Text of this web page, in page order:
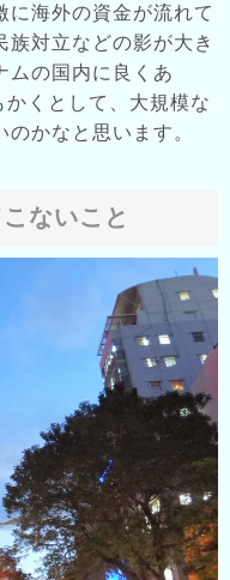
に海外の資金が流れて
族対立などの影が大き
ムの国内に良くあ
くとして、大規模な
かなと思います。
ないこと